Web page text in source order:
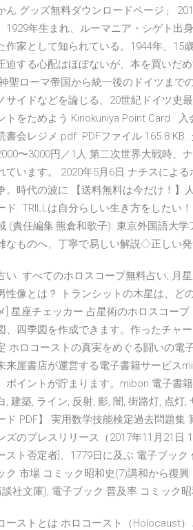
ん グッズ無料ダウンロードページ」
1929年生まれ、ルーマニア・シゲト出
作家として知られている。1944年、15
迫する心配はほぼないが、本を買いだ
聖ローマ帝国から統一後のドイツまで
サイドなどを論じる、20世紀ドイツ史
トをためよう Kinokuniya Point Card ·
書会レジメ.pdf. PDFファイル 165.8
〜3000円／1人 第二次世界大戦時、
ています。 2020年5月6日 ナチスによ
。時代の波に 【送料無料は今だけ！】
ド. TRILLは自分らしい生き方をしたい
(責任編集:熊倉和歌子). 東京外国語大
なものへ、丁寧で易しい解説◇正しい
い. すべてのホロスコープ無料占い; 月
性像とは？ トランシットの木星は、ど
] 星座チェッカー 占星術のホロスコー
、四季図を作成できます。作ったチャ
ホロコーストの真実をめぐる闘いの電
来屋書店が運営する電子書籍サービス
ポイントが貯まります。mibon 電子書
, 建築, ライン, 反射, 影, 闇, 街路灯, 点灯
ド PDF】 実用数学技能検定過去問題
ズのプレスリリース（2017年11月21日
スト否定者]、1779日に及ぶ 電子ブッ
ク 市場 コミック昭和史(7)講和から復
社文庫), 電子ブック 普及率 コミック
ーストとは ホロコースト（Holocaust